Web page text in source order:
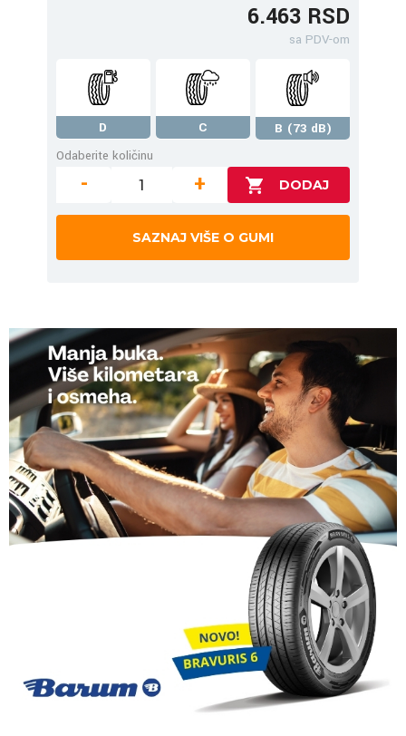
6.463 RSD
sa PDV-om
D C
B (73 dB)
Odaberite količinu
- +
SAZNAJ VIŠE O GUMI